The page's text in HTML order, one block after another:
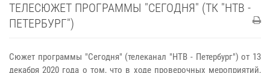
ТЕЛЕСЮЖЕТ ПРОГРАММЫ "СЕГОДНЯ" (ТК "НТВ -
ПЕТЕРБУРГ")
Сюжет программы "Сегодня" (телеканал "НТВ - Петербург") от 13
декабря 2020 года о том, что в ходе проверочных мероприятий,